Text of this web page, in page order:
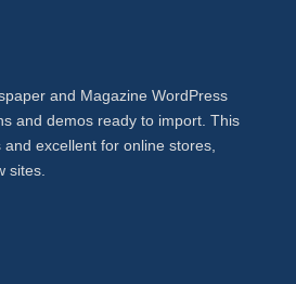
and Magazine WordPress
and demos ready to import. This
excellent for online stores,
sites.